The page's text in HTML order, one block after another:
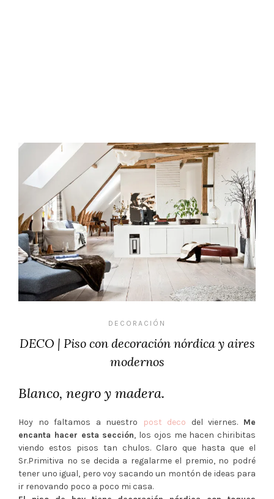
DECORACIÓN
DECO | Piso con decoración nórdica y aires
modernos
Blanco, negro y madera.
Hoy no faltamos a nuestro post deco del viernes. Me
encanta hacer esta sección, los ojos me hacen chiribitas
viendo estos pisos tan chulos. Claro que hasta que el
Sr.Primitiva no se decida a regalarme el premio, no podré
tener uno igual, pero voy sacando un montón de ideas para
ir renovando poco a poco mi casa.